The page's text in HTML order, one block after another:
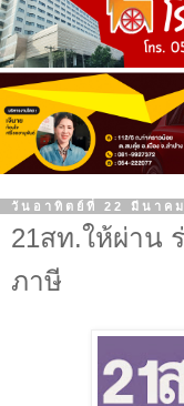
วันอาทิตย์ที่ 22 มีนาค
21สท.ให้ผ่าน
ภาษี